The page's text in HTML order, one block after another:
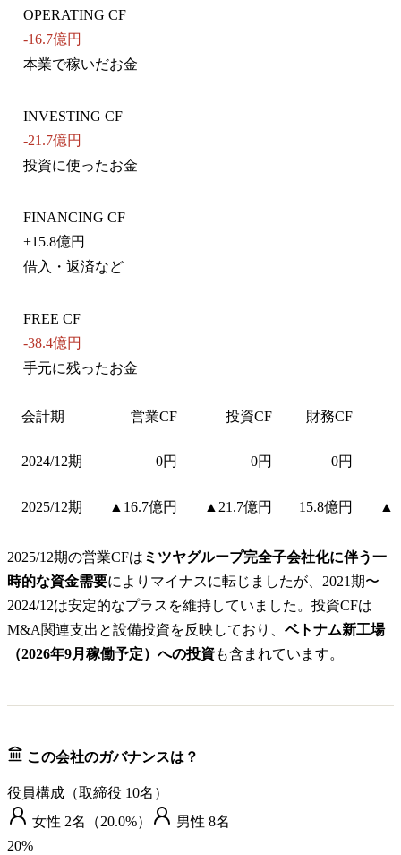
OPERATING CF
-16.7億円
本業で稼いだお金
INVESTING CF
-21.7億円
投資に使ったお金
FINANCING CF
+15.8億円
借入・返済など
FREE CF
-38.4億円
手元に残ったお金
会計期 営業CF 投資CF 財務CF
2024/12期 0円 0円 0円
2025/12期 ▲16.7億円 ▲21.7億円 15.8億円
2025/12期の営業CFは ミツヤグループ完全子会社化に伴う一
時的な資金需要によりマイナスに転じましたが、2021期〜
2024/12は安定的なプラスを維持していました。投資CFは
M&A関連支出と設備投資を反映しており、 ベトナム新工場
（2026年9月稼働予定）への投資も含まれています。
この会社のガバナンスは？
役員構成（取締役 10名）
女性 2名（20.0%） 男性 8名
20%